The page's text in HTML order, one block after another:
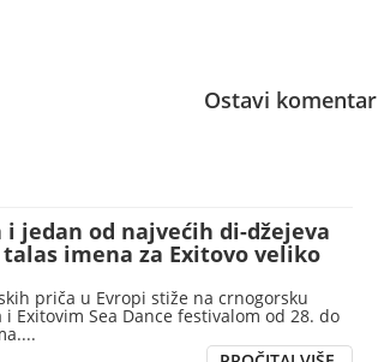
Ostavi komentar
i jedan od najvećih di-džejeva
imena za Exitovo veliko
priča u Evropi stiže na crnogorsku
Exitovim Sea Dance festivalom od 28. do